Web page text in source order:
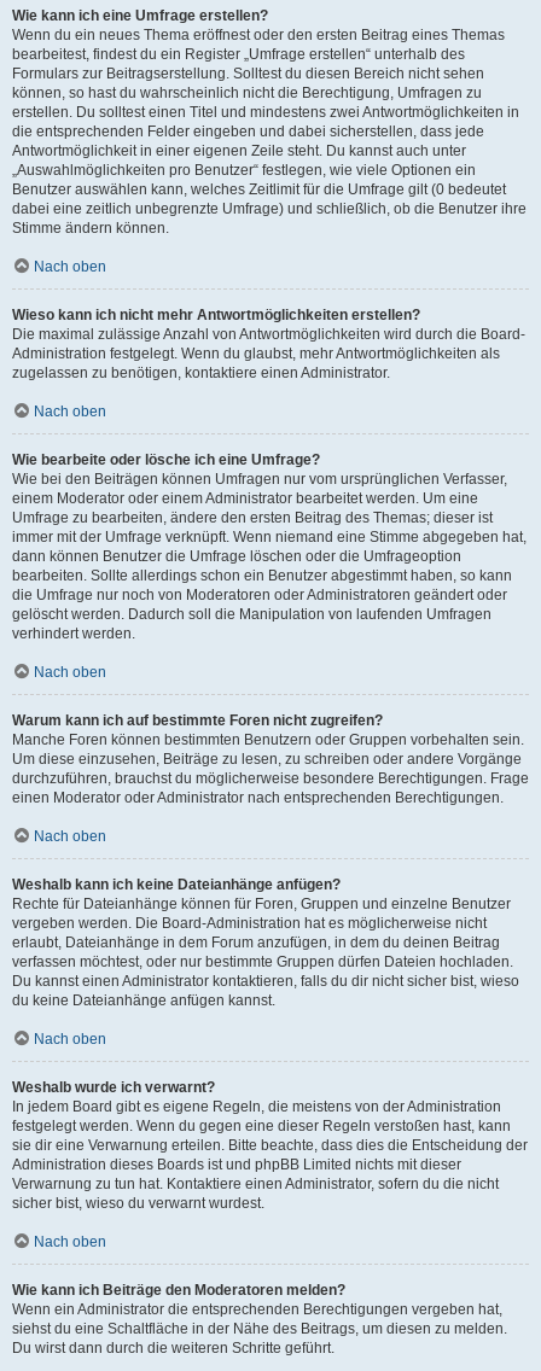
Wie kann ich eine Umfrage erstellen?
Wenn du ein neues Thema eröffnest oder den ersten Beitrag eines Themas
bearbeitest, findest du ein Register „Umfrage erstellen“ unterhalb des
Formulars zur Beitragserstellung. Solltest du diesen Bereich nicht sehen
können, so hast du wahrscheinlich nicht die Berechtigung, Umfragen zu
erstellen. Du solltest einen Titel und mindestens zwei Antwortmöglichkeiten in
die entsprechenden Felder eingeben und dabei sicherstellen, dass jede
Antwortmöglichkeit in einer eigenen Zeile steht. Du kannst auch unter
„Auswahlmöglichkeiten pro Benutzer“ festlegen, wie viele Optionen ein
Benutzer auswählen kann, welches Zeitlimit für die Umfrage gilt (0 bedeutet
dabei eine zeitlich unbegrenzte Umfrage) und schließlich, ob die Benutzer ihre
Stimme ändern können.
Nach oben
Wieso kann ich nicht mehr Antwortmöglichkeiten erstellen?
Die maximal zulässige Anzahl von Antwortmöglichkeiten wird durch die Board-
Administration festgelegt. Wenn du glaubst, mehr Antwortmöglichkeiten als
zugelassen zu benötigen, kontaktiere einen Administrator.
Nach oben
Wie bearbeite oder lösche ich eine Umfrage?
Wie bei den Beiträgen können Umfragen nur vom ursprünglichen Verfasser,
einem Moderator oder einem Administrator bearbeitet werden. Um eine
Umfrage zu bearbeiten, ändere den ersten Beitrag des Themas; dieser ist
immer mit der Umfrage verknüpft. Wenn niemand eine Stimme abgegeben hat,
dann können Benutzer die Umfrage löschen oder die Umfrageoption
bearbeiten. Sollte allerdings schon ein Benutzer abgestimmt haben, so kann
die Umfrage nur noch von Moderatoren oder Administratoren geändert oder
gelöscht werden. Dadurch soll die Manipulation von laufenden Umfragen
verhindert werden.
Nach oben
Warum kann ich auf bestimmte Foren nicht zugreifen?
Manche Foren können bestimmten Benutzern oder Gruppen vorbehalten sein.
Um diese einzusehen, Beiträge zu lesen, zu schreiben oder andere Vorgänge
durchzuführen, brauchst du möglicherweise besondere Berechtigungen. Frage
einen Moderator oder Administrator nach entsprechenden Berechtigungen.
Nach oben
Weshalb kann ich keine Dateianhänge anfügen?
Rechte für Dateianhänge können für Foren, Gruppen und einzelne Benutzer
vergeben werden. Die Board-Administration hat es möglicherweise nicht
erlaubt, Dateianhänge in dem Forum anzufügen, in dem du deinen Beitrag
verfassen möchtest, oder nur bestimmte Gruppen dürfen Dateien hochladen.
Du kannst einen Administrator kontaktieren, falls du dir nicht sicher bist, wieso
du keine Dateianhänge anfügen kannst.
Nach oben
Weshalb wurde ich verwarnt?
In jedem Board gibt es eigene Regeln, die meistens von der Administration
festgelegt werden. Wenn du gegen eine dieser Regeln verstoßen hast, kann
sie dir eine Verwarnung erteilen. Bitte beachte, dass dies die Entscheidung der
Administration dieses Boards ist und phpBB Limited nichts mit dieser
Verwarnung zu tun hat. Kontaktiere einen Administrator, sofern du die nicht
sicher bist, wieso du verwarnt wurdest.
Nach oben
Wie kann ich Beiträge den Moderatoren melden?
Wenn ein Administrator die entsprechenden Berechtigungen vergeben hat,
siehst du eine Schaltfläche in der Nähe des Beitrags, um diesen zu melden.
Du wirst dann durch die weiteren Schritte geführt.